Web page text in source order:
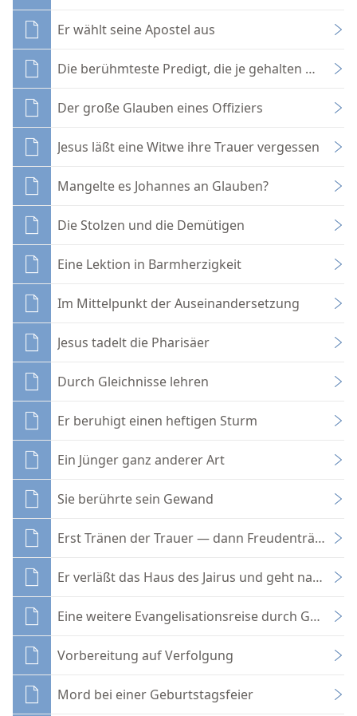
Er wählt seine Apostel aus
Die berühmteste Predigt, die je gehalten wurde
Der große Glauben eines Offiziers
Jesus läßt eine Witwe ihre Trauer vergessen
Mangelte es Johannes an Glauben?
Die Stolzen und die Demütigen
Eine Lektion in Barmherzigkeit
Im Mittelpunkt der Auseinandersetzung
Jesus tadelt die Pharisäer
Durch Gleichnisse lehren
Er beruhigt einen heftigen Sturm
Ein Jünger ganz anderer Art
Sie berührte sein Gewand
Erst Tränen der Trauer — dann Freudentränen
Er verläßt das Haus des Jairus und geht nach
Eine weitere Evangelisationsreise durch Galiläa
Vorbereitung auf Verfolgung
Mord bei einer Geburtstagsfeier